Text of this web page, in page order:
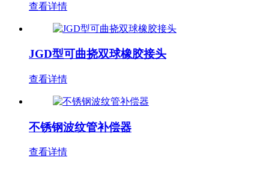
查看详情
JGD型可曲挠双球橡胶接头
查看详情
不锈钢波纹管补偿器
查看详情